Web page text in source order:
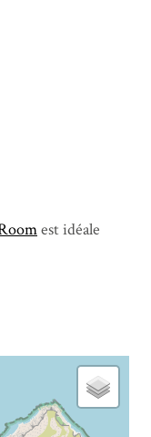
est idéale